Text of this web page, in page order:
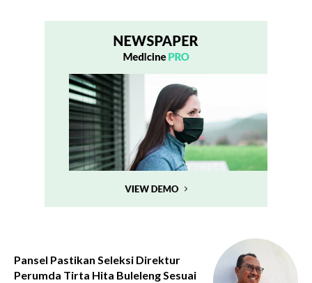
Pansel Pastikan Seleksi Direktur
Perumda Tirta Hita Buleleng Sesuai